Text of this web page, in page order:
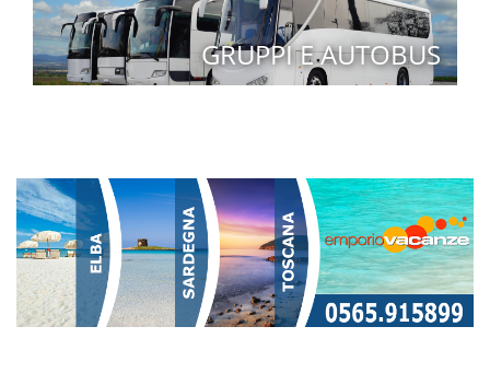
GRUPPI E AUTOBUS